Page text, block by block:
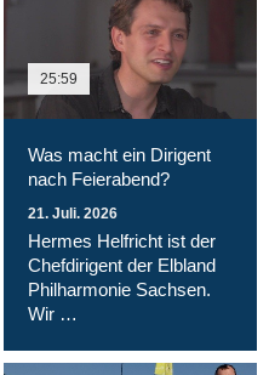
25:59
Was macht ein Dirigent
nach Feierabend?
21. Juli. 2026
Hermes Helfricht ist der
Chefdirigent der Elbland
Philharmonie Sachsen.
Wir …